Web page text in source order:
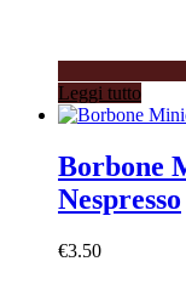
Leggi tutto
Borbone
Nespresso
€3.50